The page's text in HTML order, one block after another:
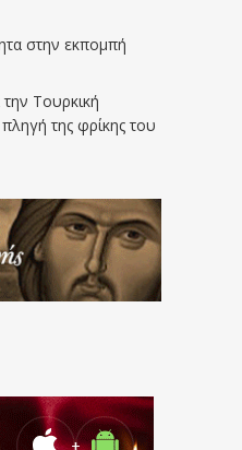
στην εκπομπή
Τουρκική
της φρίκης του